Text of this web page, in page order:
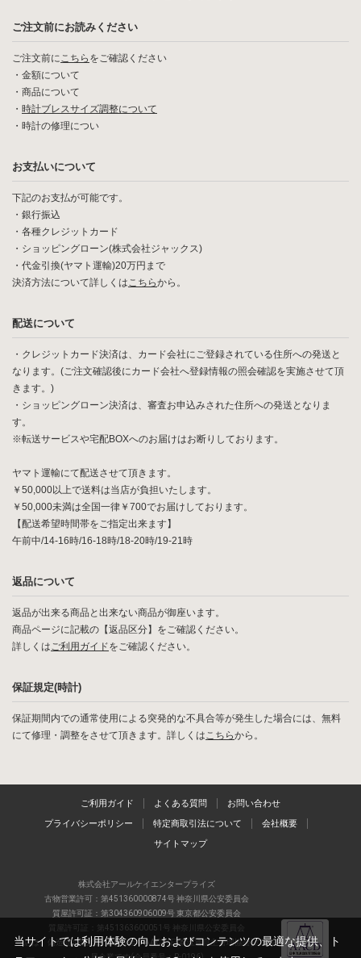
ご注文前にお読みください
ご注文前にこちら をご確認ください
・ 金額について
・ 商品について
・ 時計ブレスサイズ調整について
・ 時計の修理につい
お支払いについて
下記のお支払が可能です。
・銀行振込
・各種クレジットカード
・ショッピングローン(株式会社ジャックス)
・代金引換(ヤマト運輸)20万円まで
決済方法について詳しくはこちらから。
配送について
・クレジットカード決済は、カード会社にご登録されている住所への発送と
なります。(ご注文確認後にカード会社へ登録情報の照会確認を実施させて頂
きます。)
・ショッピングローン決済は、審査お申込みされた住所への発送となりま
す。
※転送サービスや宅配BOXへのお届けはお断りしております。
ヤマト運輸にて配送させて頂きます。
￥50,000以上で送料は当店が負担いたします。
￥50,000未満は全国一律￥700でお届けしております。
【配送希望時間帯をご指定出来ます】
午前中/14-16時/16-18時/18-20時/19-21時
返品について
返品が出来る商品と出来ない商品が御座います。
商品ページに記載の【返品区分】をご確認ください。
詳しくはご利用ガイドをご確認ください。
保証規定(時計)
保証期間内での通常使用による突発的な不具合等が発生した場合には、無料
にて修理・調整をさせて頂きます。詳しくはこちらから。
ご利用ガイド よくある質問 お問い合わせ
プライバシーポリシー 特定商取引法について 会社概要
サイトマップ
株式会社アールケイエンタープライズ
古物営業許可：第451360000874号 神奈川県公安委員会
質屋許可証：第304360906009号 東京都公安委員会
質屋許可証：第451363600051号 神奈川県公安委員会
当店は、偽造品の流通防止を目指すAACD(日本流通自主管理協会)の正会
当サイトでは利用体験の向上およびコンテンツの最適な提供、ト